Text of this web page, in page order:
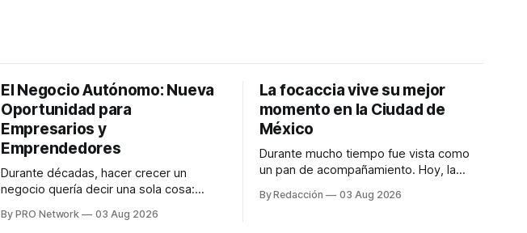
El Negocio Autónomo: Nueva
Oportunidad para
Empresarios y
Emprendedores
Durante décadas, hacer crecer un
negocio quería decir una sola cosa:
anuncios, un especialista en marketing
By PRO Network 03 Aug 2026
La focaccia vive su mejor
momento en la Ciudad de
México
Durante mucho tiempo fue vista como
un pan de acompañamiento. Hoy, la
platillos favoritos de quienes buscan
By Redacción 03 Aug 2026